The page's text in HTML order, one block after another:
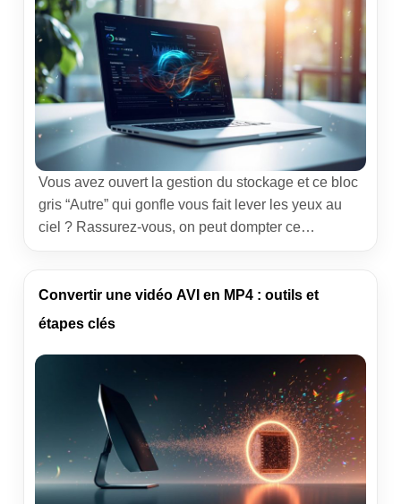
Vous avez ouvert la gestion du stockage et ce bloc
gris “Autre” qui gonfle vous fait lever les yeux au
ciel ? Rassurez-vous, on peut dompter ce
claire pour comprendre le Stockage Autre sur Mac,
l’alléger sans prise de risque et garder un […]
Convertir une vidéo AVI en MP4 : outils et
étapes clés